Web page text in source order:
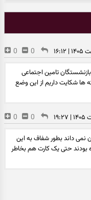
0
0
تامین اجتماعی
ها شکایت داریم از این وضع
0
0
نمی داند بطور شفاف به این
بودند حتی یک کارت هم بخاطر